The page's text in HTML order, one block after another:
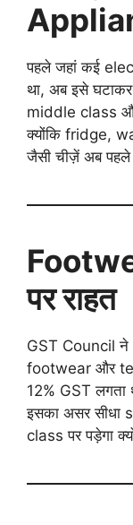
पहले जहां कई
था, अब इसे घटाकर
middle class
क्योंकि fridge,
जैसी चीज़ें अब पहले
पर राहत
GST Council
footwear और
12% GST लगता
इसका असर
class पर पड़ेगा